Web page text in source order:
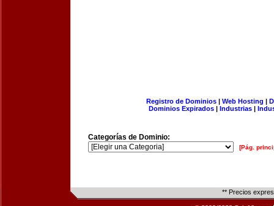
Registro de Dominios| Web Hosting |
Dominios Expirados | Industrias |
Categorías de Dominio:
[Pág.
** Precios